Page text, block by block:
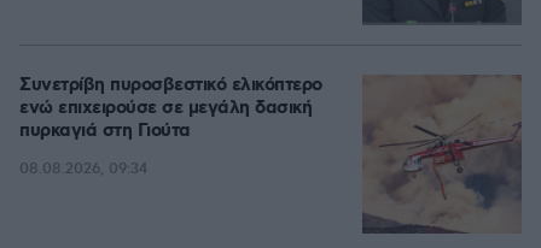
Συνετρίβη πυροσβεστικό ελικόπτερο
ενώ επιχειρούσε σε μεγάλη δασική
πυρκαγιά στη Γιούτα
08.08.2026, 09:34